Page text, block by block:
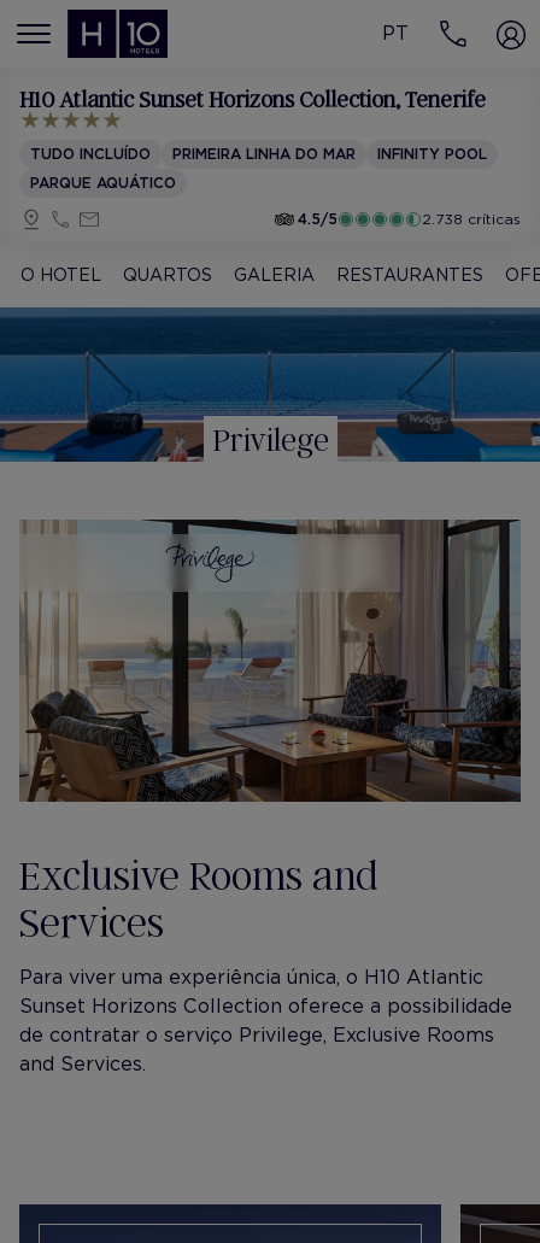
MENÚ
PT
H10 Atlantic Sunset Horizons Collection, Tenerife
TUDO INCLUÍDO PRIMEIRA LINHA DO MAR
INFINITY POOL
PARQUE AQUÁTICO
4.5/5
2.738 críticas
O HOTEL QUARTOS GALERIA RESTAURANTES
Privilege
Exclusive Rooms and
Services
Para viver uma experiência única, o H10 Atlantic
Sunset Horizons Collection oferece a possibilidade
de contratar o serviço Privilege, Exclusive Rooms
and Services.